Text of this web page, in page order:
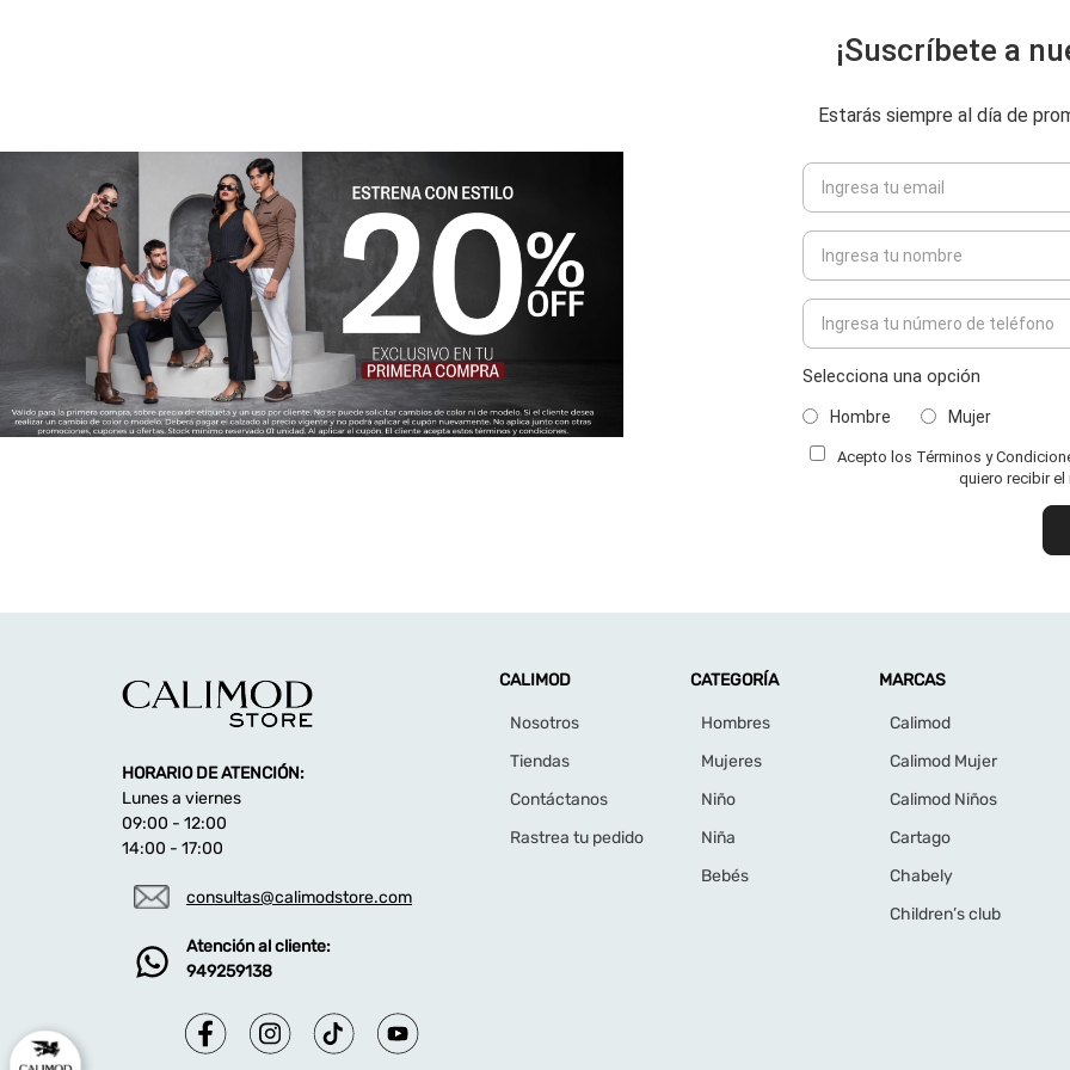
Dirección de email
Escribe un comentario
ENVIAR COMENTARIO
¡Suscríbete a
Estarás siempre al día de
Selecciona una opción
Hombre Mujer
Acepto los Términos y
quiero recibir
HORARIO DE ATENCIÓN:
Lunes a viernes
09:00 - 12:00
14:00 - 17:00
consultas@calimodstore.com
Atención al cliente:
949259138
CALIMOD
Nosotros
Tiendas
Contáctanos
Rastrea tu pedido
CATEGORÍA
Hombres
Mujeres
Niño
Niña
Bebés
MARCAS
Calimod
Calimod Mujer
Calimod Niños
Cartago
Chabely
Children’s club